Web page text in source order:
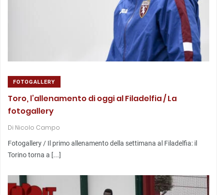
FOTOGALLERY
Toro, l’allenamento di oggi al Filadelfia / La
fotogallery
Di Nicolo Campo
Fotogallery / Il primo allenamento della settimana al Filadelfia: il
Torino torna a [...]